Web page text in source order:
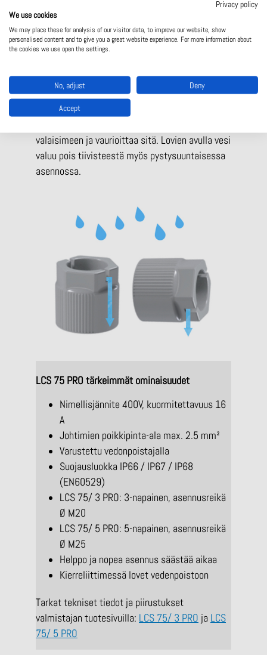
Erikoisominaisuus
Uuden liitinsarjan kierreliittimessä on kaksi
lovea, jotka estävät veden kertymistä ja
tukkeutumista. Tiivisteeseen pitkäksi aikaa
valaisimeen ja vaurioittaa sitä. Lovien avulla vesi
valuu pois tiivisteestä myös pystysuuntaisessa
asennossa.
LCS 75 PRO tärkeimmät ominaisuudet
Nimellisjännite 400V, kuormitettavuus 16
A
Johtimien poikkipinta-ala max. 2.5 mm²
Varustettu vedonpoistajalla
Suojausluokka IP66 / IP67 / IP68
(EN60529)
LCS 75/ 3 PRO: 3-napainen, asennusreikä
Ø M20
LCS 75/ 5 PRO: 5-napainen, asennusreikä
Ø M25
Helppo ja nopea asennus säästää aikaa
Kierreliittimessä lovet vedenpoistoon
Tarkat tekniset tiedot ja piirustukset
valmistajan tuotesivuilla: LCS 75/ 3 PRO ja LCS
75/ 5 PRO
Privacy policy
We use cookies
We may place these for analysis of our visitor data, to improve our website, show
personalised content and to give you a great website experience. For more information about
the cookies we use open the settings.
No, adjust Deny
Accept